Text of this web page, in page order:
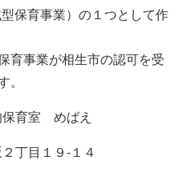
保育事業）の１つとして作
育事業が相生市の認可を受
。
育室 めばえ
丁目１９-１４